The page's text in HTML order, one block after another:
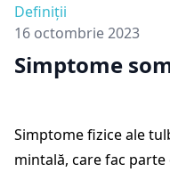
Definiții
16 octombrie 2023
Simptome
Simptome fizice ale
mintală, care fac